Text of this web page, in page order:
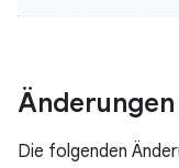
Änderungen
Die folgenden